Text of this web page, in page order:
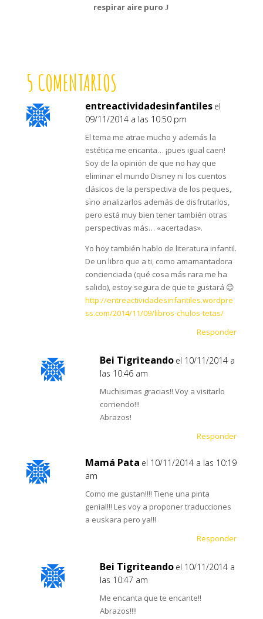
respirar aire puroJ
5 COMENTARIOS
entreactividadesinfantiles el
09/11/2014 a las 10:50 pm
El tema me atrae mucho y además la
estética me encanta… ¡pues igual caen!
Soy de la opinión de que no hay que
eliminar el mundo Disney ni los cuentos
clásicos de la perspectiva de los peques,
sino analizarlos además de disfrutarlos,
pero está muy bien tener también otras
perspectivas más… «acertadas».
Yo hoy también hablo de literatura infantil.
De un libro que a ti, como amamantadora
concienciada (qué cosa más rara me ha
salido), estoy segura de que te gustará 😉
http://entreactividadesinfantiles.wordpre
ss.com/2014/11/09/libros-chulos-tetas/
Responder
Bei Tigriteando el 10/11/2014 a
las 10:46 am
Muchisimas gracias!! Voy a visitarlo
corriendo!!!
Abrazos!
Responder
Mamá Pata el 10/11/2014 a las 10:19
am
Como me gustan!!!! Tiene una pinta
genial!!! Les voy a proponer traducciones
a euskara pero ya!!!
Responder
Bei Tigriteando el 10/11/2014 a
las 10:47 am
Me encanta que te encante!!
Abrazos!!!!